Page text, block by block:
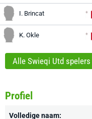
I. Brincat
K. Okle
Alle Swieqi Utd spelers
Profiel
Volledige naam: